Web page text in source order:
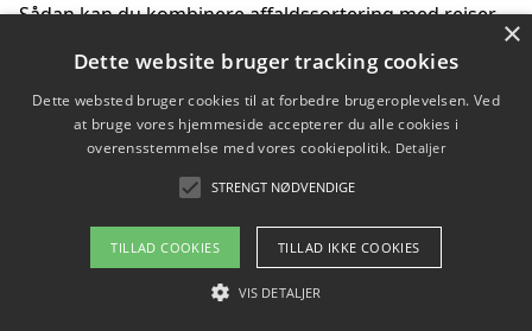
Sådan kan du kombinere affaldssortering med rejser
Hvordan affaldssortering kan bidrage til co2 reduktion
Om / kontakt
Blog Betingelser
×
Dette website bruger tracking cookies
Dette websted bruger cookies til at forbedre brugeroplevelsen. Ved
at bruge vores hjemmeside accepterer du alle cookies i
overensstemmelse med vores cookiepolitik. Detaljer
STRENGT NØDVENDIGE
TILLAD COOKIES TILLAD IKKE COOKIES
VIS DETALJER